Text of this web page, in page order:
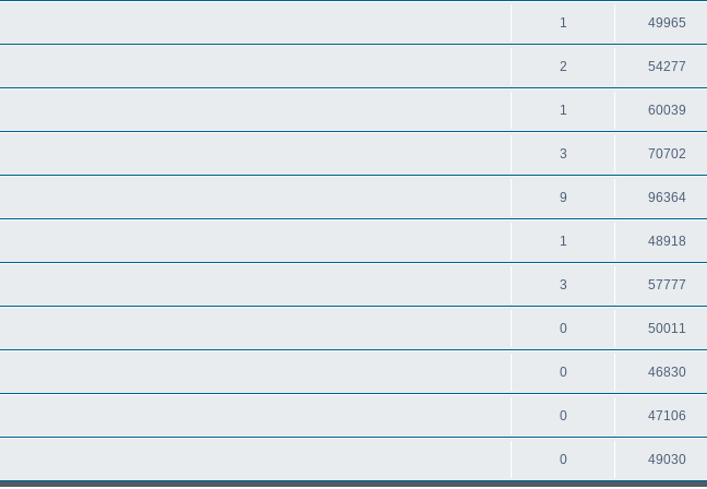
1 49965
2 54277
1 60039
3 70702
9 96364
1 48918
3 57777
0 50011
0 46830
0 47106
0 49030